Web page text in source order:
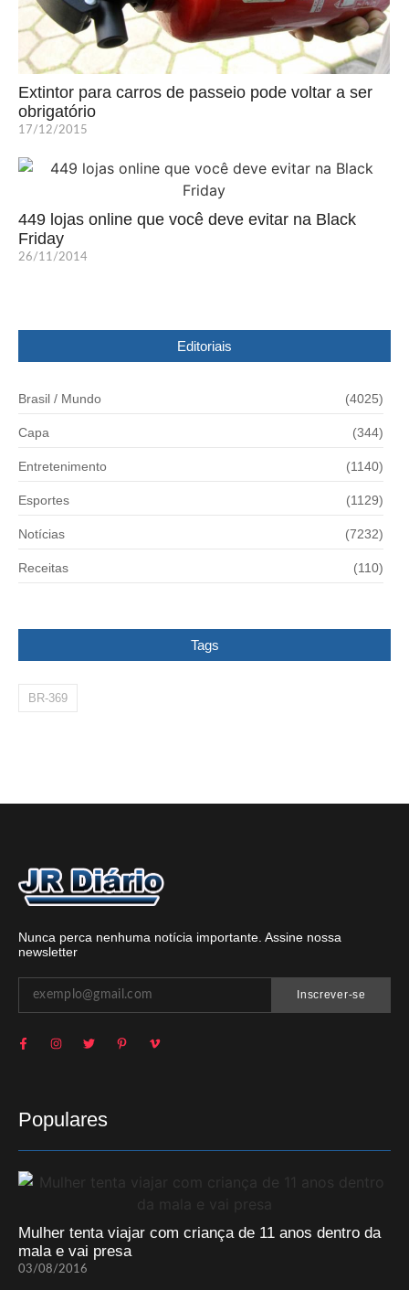
Extintor para carros de passeio pode voltar a ser
obrigatório
17/12/2015
449 lojas online que você deve evitar na Black
Friday
26/11/2014
Editoriais
Brasil / Mundo (4025)
Capa (344)
Entretenimento (1140)
Esportes (1129)
Notícias (7232)
Receitas (110)
Tags
BR-369
Nunca perca nenhuma notícia importante. Assine nossa
newsletter
Inscrever-se
Populares
Mulher tenta viajar com criança de 11 anos dentro da
mala e vai presa
03/08/2016